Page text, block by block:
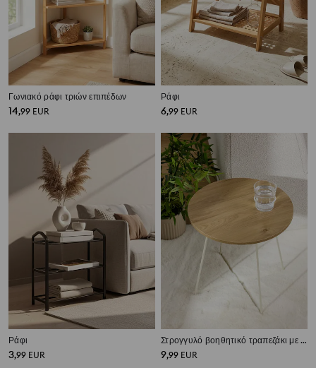
Γωνιακό ράφι τριών επιπέδων
14,99 EUR
Ράφι
6,99 EUR
Ράφι
3,99 EUR
Στρογγυλό βοηθητικό τραπεζάκι με μεταλλική βάση
9,99 EUR